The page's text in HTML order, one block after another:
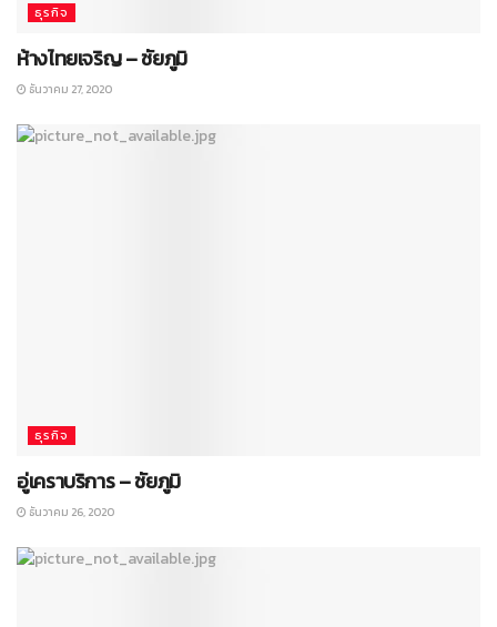
ธุรกิจ
ห้างไทยเจริญ – ชัยภูมิ
ธันวาคม 27, 2020
ธุรกิจ
อู่เคราบริการ – ชัยภูมิ
ธันวาคม 26, 2020